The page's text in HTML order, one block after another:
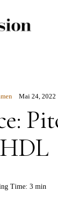
Mai 24, 2022
Time: 3 min